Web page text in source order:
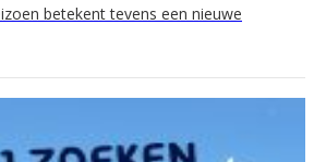
betekent tevens een nieuwe